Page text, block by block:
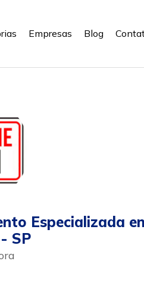
Empresas Blog
Especializada
SP